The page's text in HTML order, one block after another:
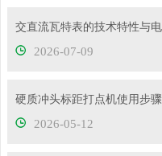
2026-07-09
硬质冲头标距打点机使用步骤
2026-05-12